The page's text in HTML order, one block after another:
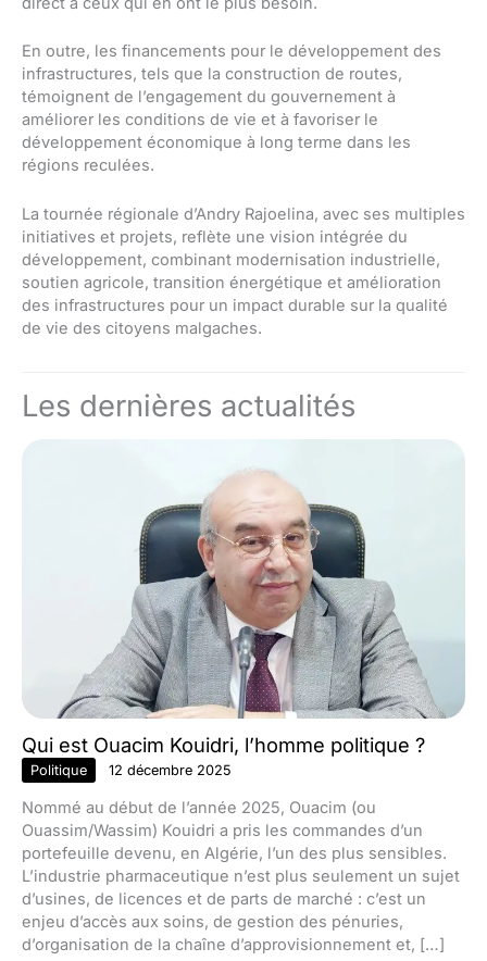
En outre, les financements pour le développement des
infrastructures, tels que la construction de routes,
témoignent de l’engagement du gouvernement à
améliorer les conditions de vie et à favoriser le
développement économique à long terme dans les
régions reculées.
La tournée régionale d’Andry Rajoelina, avec ses multiples
initiatives et projets, reflète une vision intégrée du
développement, combinant modernisation industrielle,
soutien agricole, transition énergétique et amélioration
des infrastructures pour un impact durable sur la qualité
de vie des citoyens malgaches.
Les dernières actualités
Qui est Ouacim Kouidri, l’homme politique ?
Politique 12 décembre 2025
Nommé au début de l’année 2025, Ouacim (ou
Ouassim/Wassim) Kouidri a pris les commandes d’un
portefeuille devenu, en Algérie, l’un des plus sensibles.
L’industrie pharmaceutique n’est plus seulement un sujet
d’usines, de licences et de parts de marché : c’est un
enjeu d’accès aux soins, de gestion des pénuries,
d’organisation de la chaîne d’approvisionnement et, […]